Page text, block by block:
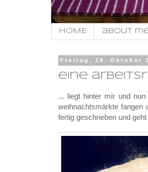
HOME about
Freitag, 28. Oktober
eine
... liegt hinter mir und
weihnachtsmärkte fangen
fertig geschrieben und